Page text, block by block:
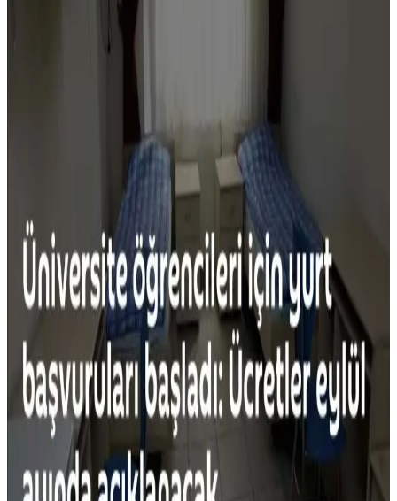
Farro, arpa, teff, karabuğday ve millet gibi az kullanılan tahıllar,
Alışkanlıkları Bırakmanın Ekonomik ve Çevresel
Faydaları Üzerine Bir İnceleme
Gereksiz alışkanlıkların bırakılması, ekonomik tasarruf ve çevresel
faydalar sağlar. Kumaş yumuşatıcıdan hazır kahveye, ikinci el
alışverişten evde yemek yapmaya kadar birçok örnekle bilinçli
tüketim mümkün.
Yapışmaz Tava Kullanımı: Sağlık, Güvenlik ve
Çevresel Etkilerin Detaylı İncelemesi
Yapışmaz tavalar doğru kullanıldığında güvenlidir ancak kaplama
zarar görürse sağlık riski oluşur. Üretim sürecindeki kimyasallar
çevreye zarar verir. Alternatif malzemeler daha dayanıklı ve çevreci
seçenekler sunar.
Yemek Pişirme Tükenmişliği ve Basit, Dengeli
Akşam Yemekleri İçin Pratik Öneriler
Yemek pişirme tükenmişliği, tekrar eden menüler ve yorgunlukla
ortaya çıkar. Dengeli beslenme, pratik tarifler ve iyi planlama ile
yemek hazırlama süreci kolaylaşır ve çeşitlenir.